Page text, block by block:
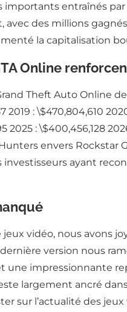
importants entraînés
des millions
la capitalisation
Online
Theft Auto Online de
2019 : \$470,804,610
2025 : \$400,456,128
envers Rockstar
investisseurs ayant
vidéo, nous avons
version nous
impressionnante
largement ancré
sur l’actualité des